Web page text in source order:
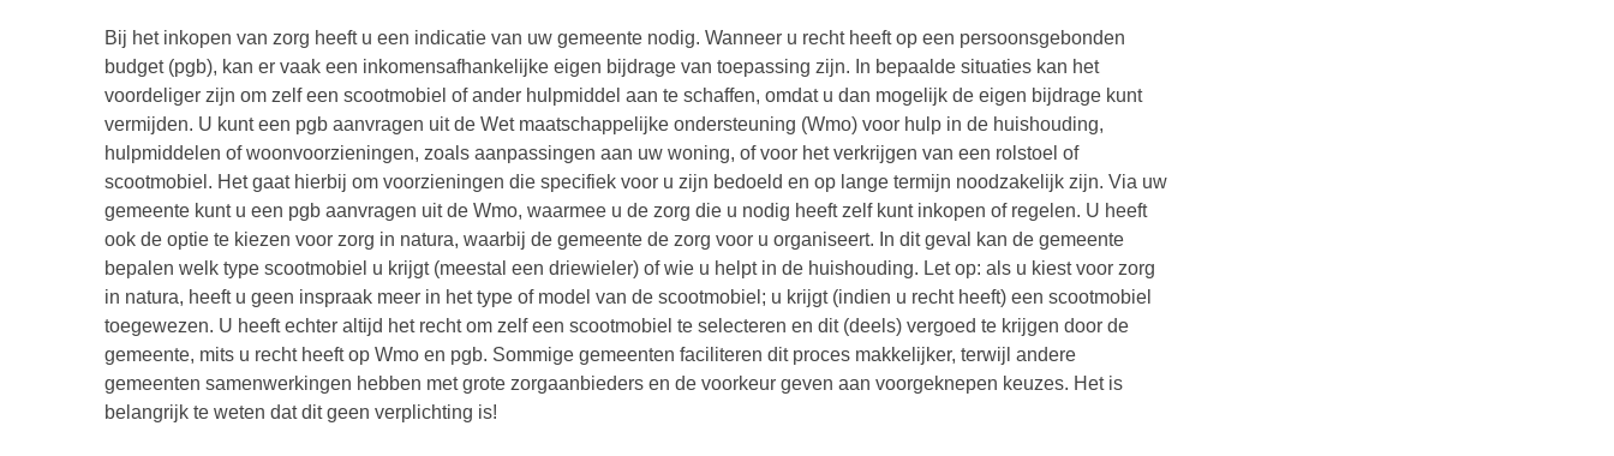
Bij het inkopen van zorg heeft u een indicatie van uw gemeente nodig. Wanneer u recht heeft op een persoonsgebonden
budget (pgb), kan er vaak een inkomensafhankelijke eigen bijdrage van toepassing zijn. In bepaalde situaties kan het
voordeliger zijn om zelf een scootmobiel of ander hulpmiddel aan te schaffen, omdat u dan mogelijk de eigen bijdrage kunt
vermijden. U kunt een pgb aanvragen uit de Wet maatschappelijke ondersteuning (Wmo) voor hulp in de huishouding,
hulpmiddelen of woonvoorzieningen, zoals aanpassingen aan uw woning, of voor het verkrijgen van een rolstoel of
scootmobiel. Het gaat hierbij om voorzieningen die specifiek voor u zijn bedoeld en op lange termijn noodzakelijk zijn. Via uw
gemeente kunt u een pgb aanvragen uit de Wmo, waarmee u de zorg die u nodig heeft zelf kunt inkopen of regelen. U heeft
ook de optie te kiezen voor zorg in natura, waarbij de gemeente de zorg voor u organiseert. In dit geval kan de gemeente
bepalen welk type scootmobiel u krijgt (meestal een driewieler) of wie u helpt in de huishouding. Let op: als u kiest voor zorg
in natura, heeft u geen inspraak meer in het type of model van de scootmobiel; u krijgt (indien u recht heeft) een scootmobiel
toegewezen. U heeft echter altijd het recht om zelf een scootmobiel te selecteren en dit (deels) vergoed te krijgen door de
gemeente, mits u recht heeft op Wmo en pgb. Sommige gemeenten faciliteren dit proces makkelijker, terwijl andere
gemeenten samenwerkingen hebben met grote zorgaanbieders en de voorkeur geven aan voorgeknepen keuzes. Het is
belangrijk te weten dat dit geen verplichting is!